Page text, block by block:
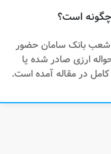
بانک سامان حضور
ارزی صادر شده یا
در مقاله آمده است.